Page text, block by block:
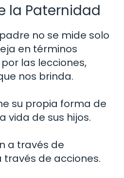
la Paternidad
no se mide solo
en términos
las lecciones,
nos brinda.
su propia forma de
vida de sus hijos.
a través de
través de acciones.